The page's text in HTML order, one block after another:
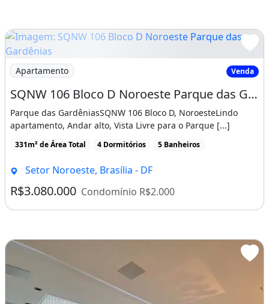
Imagem: SQNW 106 Bloco D Noroeste Parque das
Apartamento Venda
SQNW 106 Bloco D Noroeste Parque das Gardênias 4 Suítes 3 Vagas 165,80 m²
Parque das GardêniasSQNW 106 Bloco D, NoroesteLindo
apartamento, Andar alto, Vista Livre para o Parque [...]
331m² de Área Total 4 Dormitórios 5 Banheiros
Setor Noroeste, Brasília - DF
R$3.080.000 Condomínio R$2.000